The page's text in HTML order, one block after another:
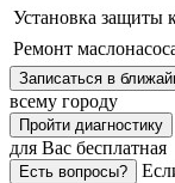
Установка защиты
Ремонт
Записаться в
всему городу
Пройти диагностику
для Вас бесплатная
Есть вопросы?